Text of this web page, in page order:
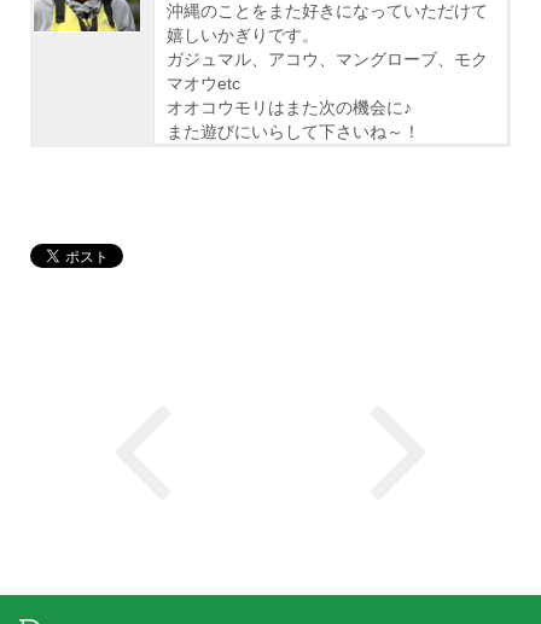
沖縄のことをまた好きになっていただけて
嬉しいかぎりです。
ガジュマル、アコウ、マングローブ、モク
マオウetc
オオコウモリはまた次の機会に♪
また遊びにいらして下さいね～！